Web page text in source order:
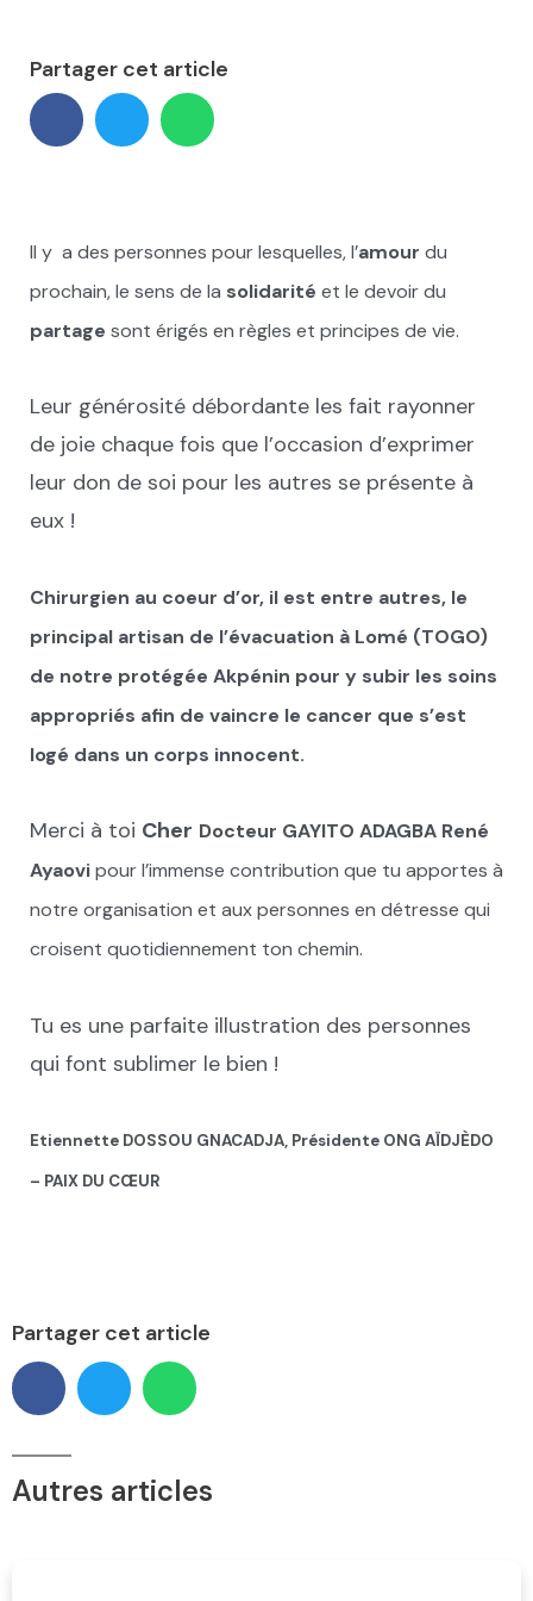
Il y a des personnes pour lesquelles, l’amour du
prochain, le sens de la solidarité et le devoir du
partage sont érigés en règles et principes de vie.
Leur générosité débordante les fait rayonner
de joie chaque fois que l’occasion d’exprimer
leur don de soi pour les autres se présente à
eux !
Chirurgien au coeur d’or, il est entre autres, le
principal artisan de l’évacuation à Lomé (TOGO)
de notre protégée Akpénin pour y subir les soins
appropriés afin de vaincre le cancer que s’est
logé dans un corps innocent.
Merci à toi Cher Docteur GAYITO ADAGBA René
Ayaovipour l’immense contribution que tu apportes à
notre organisation et aux personnes en détresse qui
croisent quotidiennement ton chemin.
Tu es une parfaite illustration des personnes
qui font sublimer le bien !
Etiennette DOSSOU GNACADJA, Présidente ONG AÏDJÈDO
– PAIX DU CŒUR
Partager cet article
Partager cet article
Autres articles